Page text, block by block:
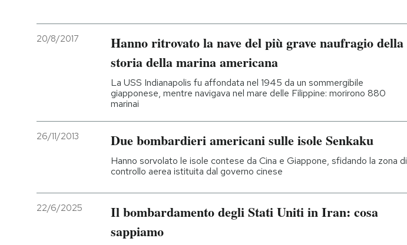
Entra
20/8/2017
Hanno ritrovato la nave del più grave naufragio della
storia della marina americana
La USS Indianapolis fu affondata nel 1945 da un sommergibile
giapponese, mentre navigava nel mare delle Filippine: morirono 880
marinai
26/11/2013 Due bombardieri americani sulle isole Senkaku
Hanno sorvolato le isole contese da Cina e Giappone, sfidando la zona di
controllo aerea istituita dal governo cinese
22/6/2025
Il bombardamento degli Stati Uniti in Iran: cosa
sappiamo